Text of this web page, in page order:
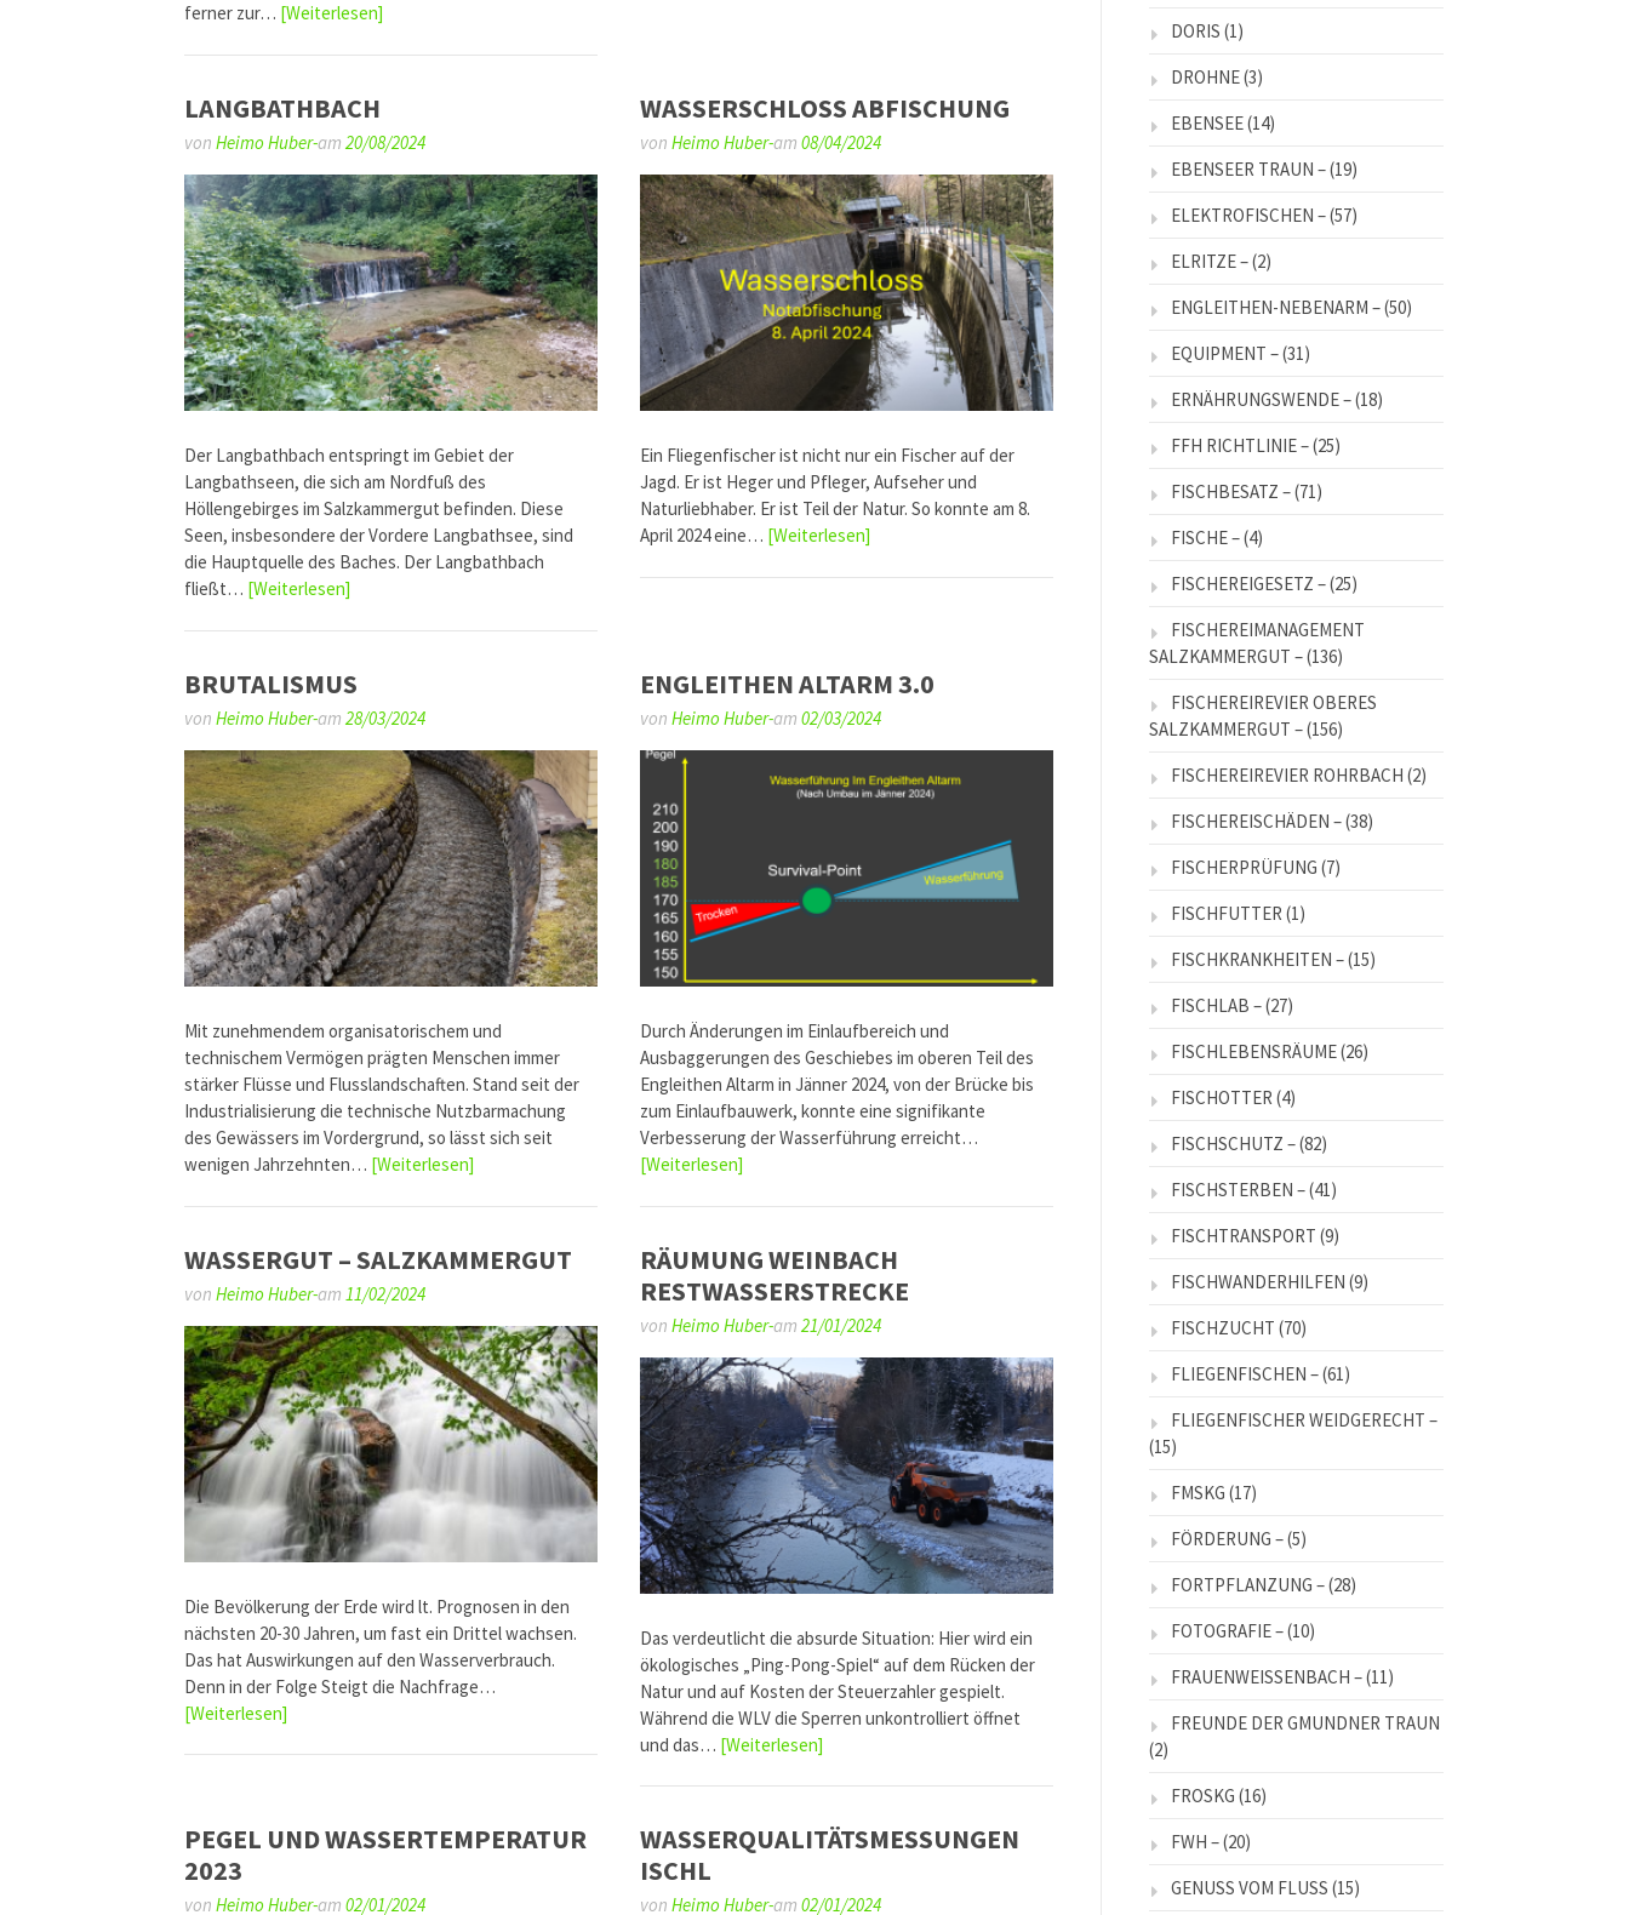
ferner zur… [Weiterlesen]
LANGBATHBACH
von Heimo Huber-am 20/08/2024
Der Langbathbach entspringt im Gebiet der
Langbathseen, die sich am Nordfuß des
Höllengebirges im Salzkammergut befinden. Diese
Seen, insbesondere der Vordere Langbathsee, sind
die Hauptquelle des Baches. Der Langbathbach
fließt… [Weiterlesen]
WASSERSCHLOSS ABFISCHUNG
vonHeimo Huber-am08/04/2024
Ein Fliegenfischer ist nicht nur ein Fischer auf der
Jagd. Er ist Heger und Pfleger, Aufseher und
Naturliebhaber. Er ist Teil der Natur. So konnte am 8.
April 2024 eine… [Weiterlesen]
BRUTALISMUS
von Heimo Huber-am 28/03/2024
Mit zunehmendem organisatorischem und
technischem Vermögen prägten Menschen immer
stärker Flüsse und Flusslandschaften. Stand seit der
Industrialisierung die technische Nutzbarmachung
des Gewässers im Vordergrund, so lässt sich seit
wenigen Jahrzehnten… [Weiterlesen]
ENGLEITHEN ALTARM 3.0
vonHeimo Huber-am02/03/2024
Durch Änderungen im Einlaufbereich und
Ausbaggerungen des Geschiebes im oberen Teil des
Engleithen Altarm in Jänner 2024, von der Brücke bis
zum Einlaufbauwerk, konnte eine signifikante
Verbesserung der Wasserführung erreicht…
[Weiterlesen]
WASSERGUT – SALZKAMMERGUT
von Heimo Huber-am 11/02/2024
Die Bevölkerung der Erde wird lt. Prognosen in den
nächsten 20-30 Jahren, um fast ein Drittel wachsen.
Das hat Auswirkungen auf den Wasserverbrauch.
Denn in der Folge Steigt die Nachfrage…
[Weiterlesen]
RÄUMUNG WEINBACH
RESTWASSERSTRECKE
vonHeimo Huber-am21/01/2024
Das verdeutlicht die absurde Situation: Hier wird ein
ökologisches „Ping-Pong-Spiel“ auf dem Rücken der
Natur und auf Kosten der Steuerzahler gespielt.
Während die WLV die Sperren unkontrolliert öffnet
und das… [Weiterlesen]
PEGEL UND WASSERTEMPERATUR
2023
von Heimo Huber-am 02/01/2024
WASSERQUALITÄTSMESSUNGEN
ISCHL
vonHeimo Huber-am02/01/2024
DORIS (1)
DROHNE(3)
EBENSEE(14)
EBENSEER TRAUN –(19)
ELEKTROFISCHEN –(57)
ELRITZE –(2)
ENGLEITHEN-NEBENARM –(50)
EQUIPMENT –(31)
ERNÄHRUNGSWENDE –(18)
FFH RICHTLINIE –(25)
FISCHBESATZ –(71)
FISCHE –(4)
FISCHEREIGESETZ –(25)
FISCHEREIMANAGEMENT
SALZKAMMERGUT –(136)
FISCHEREIREVIER OBERES
SALZKAMMERGUT –(156)
FISCHEREIREVIER ROHRBACH (2)
FISCHEREISCHÄDEN –(38)
FISCHERPRÜFUNG (7)
FISCHFUTTER (1)
FISCHKRANKHEITEN –(15)
FISCHLAB –(27)
FISCHLEBENSRÄUME(26)
FISCHOTTER (4)
FISCHSCHUTZ –(82)
FISCHSTERBEN –(41)
FISCHTRANSPORT (9)
FISCHWANDERHILFEN (9)
FISCHZUCHT (70)
FLIEGENFISCHEN –(61)
FLIEGENFISCHER WEIDGERECHT –
(15)
FMSKG (17)
FÖRDERUNG –(5)
FORTPFLANZUNG –(28)
FOTOGRAFIE –(10)
FRAUENWEISSENBACH –(11)
FREUNDE DER GMUNDNER TRAUN
(2)
FROSKG (16)
FWH –(20)
GENUSS VOM FLUSS (15)